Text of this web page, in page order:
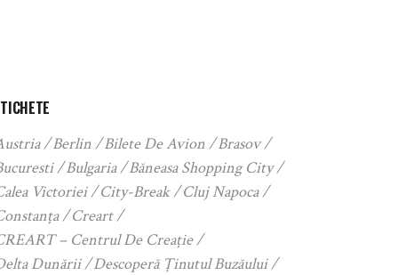
Berlin Bilete De Avion
Brasov
Bulgaria
Băneasa Shopping City
Victoriei
City-Break
Cluj Napoca
Creart
– Centrul De Creație
Dunării
Descoperă Ținutul Buzăului